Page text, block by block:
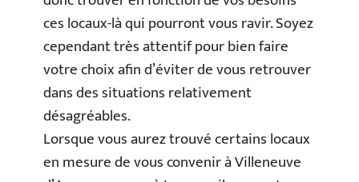
ces locaux-là qui pourront vous ravir. Soyez
cependant très attentif pour bien faire
votre choix afin d’éviter de vous retrouver
dans des situations relativement
désagréables.
Lorsque vous aurez trouvé certains locaux
en mesure de vous convenir à Villeneuve